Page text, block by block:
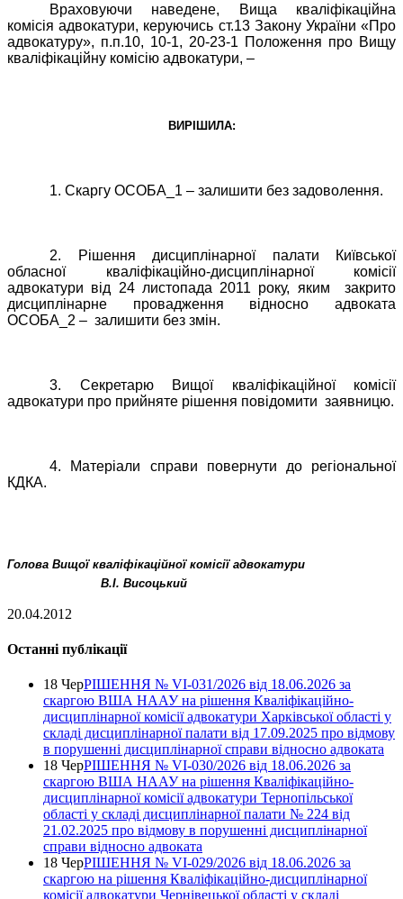
Враховуючи наведене, Вища кваліфікаційна
комісія адвокатури, керуючись ст.13 Закону України «Про
адвокатуру», п.п.10, 10-1, 20-23-1 Положення про Вищу
кваліфікаційну комісію адвокатури, –
ВИРІШИЛА:
1. Скаргу ОСОБА_1 – залишити без задоволення.
2. Рішення дисциплінарної палати Київської
обласної кваліфікаційно-дисциплінарної комісії
адвокатури від 24 листопада 2011 року, яким
закрито
дисциплінарне провадження відносно адвоката
ОСОБА_2 – залишити без змін.
3. Секретарю Вищої кваліфікаційної комісії
адвокатури про прийняте рішення повідомити заявницю.
4. Матеріали справи повернути до регіональної
КДКА.
Голова Вищої кваліфікаційної комісії адвокатури
В.І. Висоцький
20.04.2012
Останні публікації
18 ЧерРІШЕННЯ № VІ-031/2026 від 18.06.2026 за
скаргою ВША НААУ на рішення Кваліфікаційно-
дисциплінарної комісії адвокатури Харківської області у
складі дисциплінарної палати від 17.09.2025 про відмову
в порушенні дисциплінарної справи відносно адвоката
18 ЧерРІШЕННЯ № VІ-030/2026 від 18.06.2026 за
скаргою ВША НААУ на рішення Кваліфікаційно-
дисциплінарної комісії адвокатури Тернопільської
області у складі дисциплінарної палати № 224 від
21.02.2025 про відмову в порушенні дисциплінарної
справи відносно адвоката
18 ЧерРІШЕННЯ № VІ-029/2026 від 18.06.2026 за
скаргою на рішення Кваліфікаційно-дисциплінарної
комісії адвокатури Чернівецької області у складі